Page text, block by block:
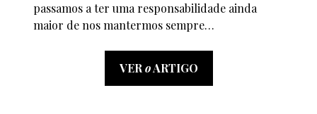
passamos a ter uma responsabilidade ainda
maior de nos mantermos sempre…
VER oARTIGO